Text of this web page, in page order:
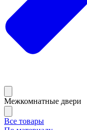
Межкомнатные двери
Все товары